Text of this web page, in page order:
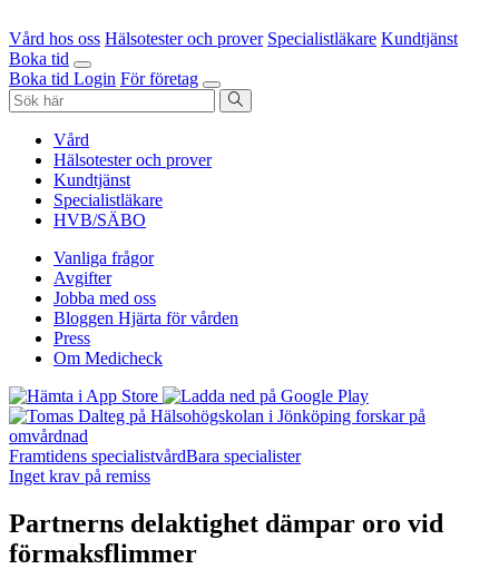
Vård hos oss Hälsotester och prover Specialistläkare Kundtjänst
Boka tid
Boka tid Login För företag
Vård
Hälsotester och prover
Kundtjänst
Specialistläkare
HVB/SÄBO
Vanliga frågor
Avgifter
Jobba med oss
Bloggen Hjärta för vården
Press
Om Medicheck
Framtidens specialistvårdBara specialister
Inget krav på remiss
Partnerns delaktighet dämpar oro vid
förmaksflimmer